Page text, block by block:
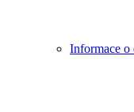
Informace o